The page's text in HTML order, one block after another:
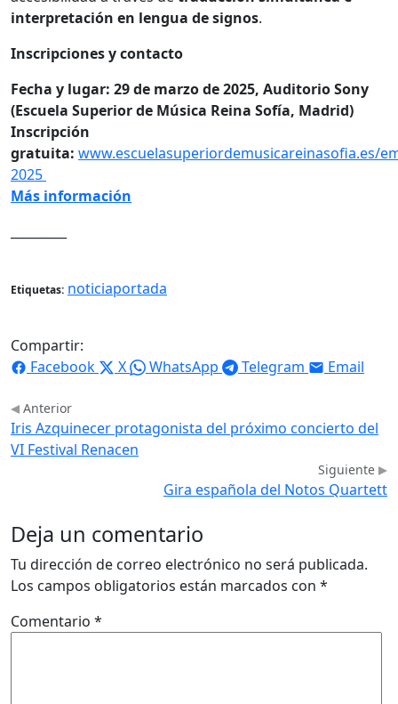
interpretación en lengua de signos.
Inscripciones y contacto
Fecha y lugar: 29 de marzo de 2025, Auditorio Sony
(Escuela Superior de Música Reina Sofía, Madrid)
Inscripción
gratuita: www.escuelasuperiordemusicareinasofia.es/
2025
Más información
Etiquetas: noticiaportada
Compartir:
Facebook
X WhatsApp Telegram Email
Anterior
Iris Azquinecer protagonista del próximo concierto del
VI Festival Renacen
Siguiente
Gira española del Notos Quartett
Deja un comentario
Tu dirección de correo electrónico no será publicada.
Los campos obligatorios están marcados con *
Comentario *